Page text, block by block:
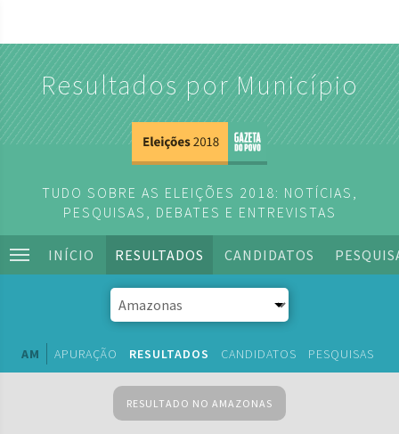
Resultados por Município
TUDO SOBRE AS ELEIÇÕES 2018: NOTÍCIAS,
PESQUISAS, DEBATES E ENTREVISTAS
INÍCIO RESULTADOS CANDIDATOS
AM APURAÇÃO RESULTADOS CANDIDATOS PESQUISAS
RESULTADO NO AMAZONAS